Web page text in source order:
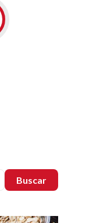
Buscar